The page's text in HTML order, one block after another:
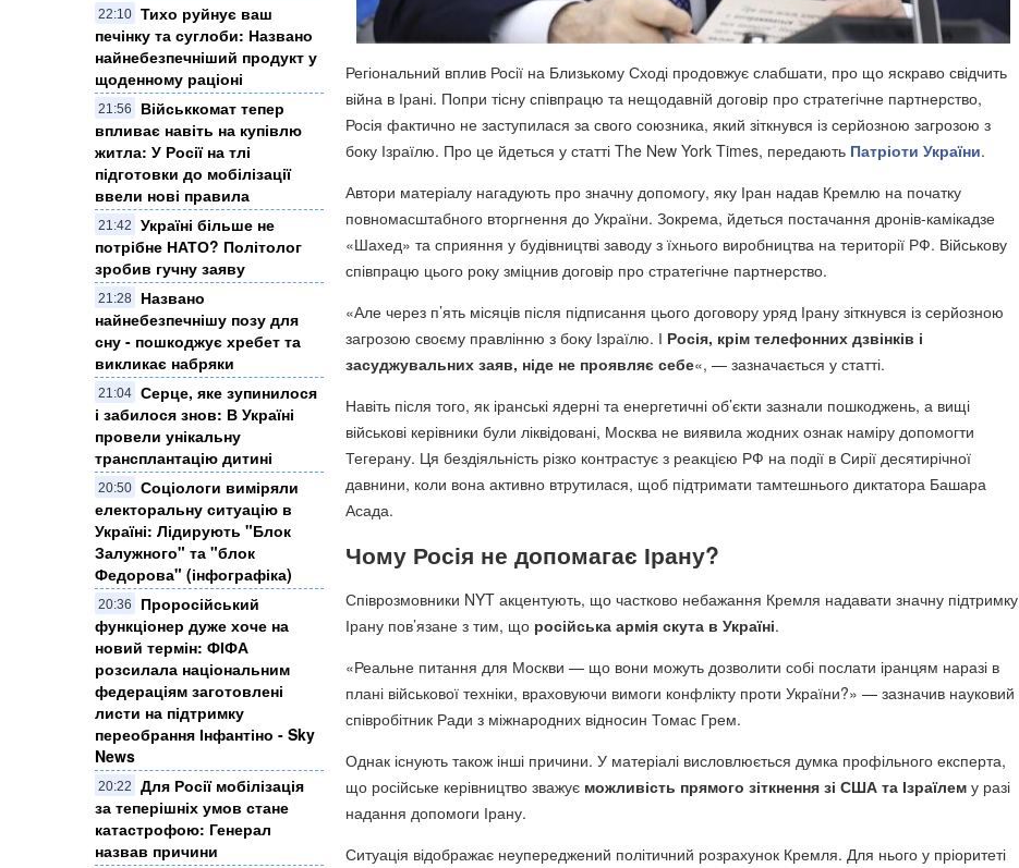
22:10 Тихо руйнує ваш
печінку та суглоби: Названо
найнебезпечніший продукт у
щоденному раціоні
21:56
Військкомат тепер
впливає навіть на купівлю
житла: У Росії на тлі
підготовки до мобілізації
ввели нові правила
21:42
Україні більше не
потрібне НАТО? Політолог
зробив гучну заяву
21:28
Названо
найнебезпечнішу позу для
сну - пошкоджує хребет та
викликає набряки
21:04 Серце, яке зупинилося
і забилося знов: В Україні
провели унікальну
трансплантацію дитині
20:50 Соціологи виміряли
електоральну ситуацію в
Україні: ​Лідирують "Блок
Залужного" та "блок
Федорова" (інфографіка)
20:36
Проросійський
функціонер дуже хоче на
новий термін: ФІФА
розсилала національним
федераціям заготовлені
листи на підтримку
переобрання Інфантіно - Sky
News
20:22
Для Росії мобілізація
за теперішніх умов стане
катастрофою: Генерал
назвав причини
Регіональний вплив Росії на Близькому Сході продовжує слабшати, про що яскраво свідчить
війна в Ірані. Попри тісну співпрацю та нещодавній договір про стратегічне партнерство,
Росія фактично не заступилася за свого союзника, який зіткнувся із серйозною загрозою з
боку Ізраїлю. Про це йдеться у статті The New York Times, передають Патріоти України.
Автори матеріалу нагадують про значну допомогу, яку Іран надав Кремлю на початку
повномасштабного вторгнення до України. Зокрема, йдеться постачання дронів-камікадзе
«Шахед» та сприяння у будівництві заводу з їхнього виробництва на території РФ. Військову
співпрацю цього року зміцнив договір про стратегічне партнерство.
«Але через п’ять місяців після підписання цього договору уряд Ірану зіткнувся із серйозною
загрозою своєму правлінню з боку Ізраїлю. І Росія, крім телефонних дзвінків і
засуджувальних заяв, ніде не проявляє себе«, — зазначається у статті.
Навіть після того, як іранські ядерні та енергетичні об’єкти зазнали пошкоджень, а вищі
військові керівники були ліквідовані, Москва не виявила жодних ознак наміру допомогти
Тегерану. Ця бездіяльність різко контрастує з реакцією РФ на події в Сирії десятирічної
давнини, коли вона активно втрутилася, щоб підтримати тамтешнього диктатора Башара
Асада.
Чому Росія не допомагає Ірану?
Співрозмовники NYT акцентують, що частково небажання Кремля надавати значну підтримку
Ірану пов’язане з тим, що російська армія скута в Україні.
«Реальне питання для Москви — що вони можуть дозволити собі послати іранцям наразі в
плані військової техніки, враховуючи вимоги конфлікту проти України?» — зазначив науковий
співробітник Ради з міжнародних відносин Томас Грем.
Однак існують також інші причини. У матеріалі висловлюється думка профільного експерта,
що російське керівництво зважує можливість прямого зіткнення зі США та Ізраїлем у разі
надання допомоги Ірану.
Ситуація відображає неупереджений політичний розрахунок Кремля. Для нього у пріоритеті